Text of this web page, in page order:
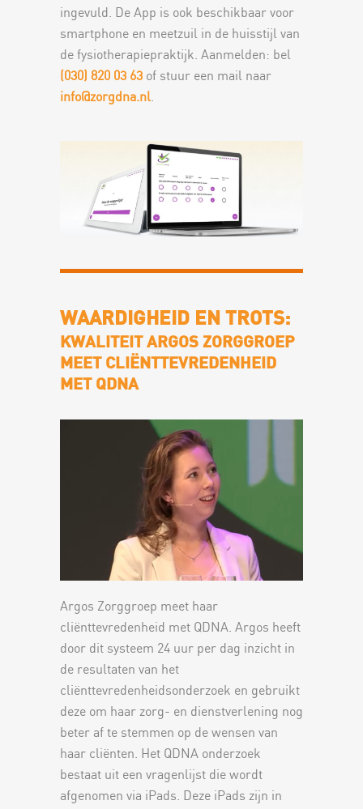
ingevuld. De App is ook beschikbaar voor
smartphone en meetzuil in de huisstijl van
de fysiotherapiepraktijk. Aanmelden: bel
(030) 820 03 63 of stuur een mail naar
info@zorgdna.nl.
WAARDIGHEID EN TROTS:
KWALITEIT ARGOS ZORGGROEP
MEET CLIËNTTEVREDENHEID
MET QDNA
Argos Zorggroep meet haar
cliënttevredenheid met QDNA. Argos heeft
door dit systeem 24 uur per dag inzicht in
de resultaten van het
cliënttevredenheidsonderzoek en gebruikt
deze om haar zorg- en dienstverlening nog
beter af te stemmen op de wensen van
haar cliënten. Het QDNA onderzoek
bestaat uit een vragenlijst die wordt
afgenomen via iPads. Deze iPads zijn in